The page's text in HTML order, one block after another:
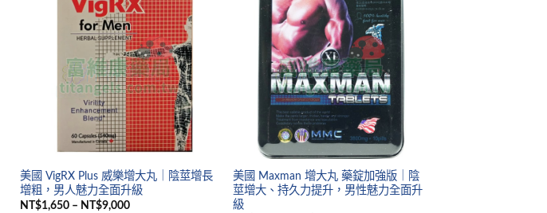
美國 VigRX Plus 威樂增大丸｜陰莖增長
增粗，男人魅力全面升級
NT$1,650 – NT$9,000
美國 Maxman 增大丸 藥錠加強版｜陰
莖增大、持久力提升，男性魅力全面升
級